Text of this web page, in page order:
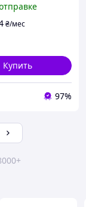
₴/мес
Купить
97%